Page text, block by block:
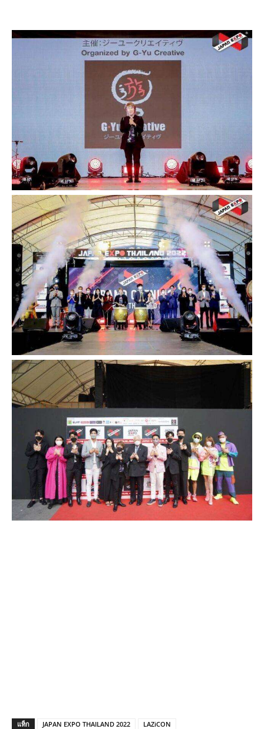
แท็ก JAPAN EXPO THAILAND 2022 LAZiCON